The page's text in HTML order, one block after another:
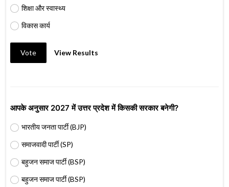
शिक्षा और स्वास्थ्य
विकास कार्य
Vote View Results
आपके अनुसार 2027 में उत्तर प्रदेश में किसकी सरकार बनेगी?
भारतीय जनता पार्टी (BJP)
समाजवादी पार्टी (SP)
बहुजन समाज पार्टी (BSP)
बहुजन समाज पार्टी (BSP)